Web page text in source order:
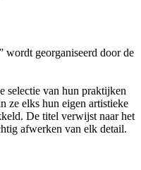
wordt georganiseerd door de
selectie van hun praktijken
ze elks hun eigen artistieke
De titel verwijst naar het
afwerken van elk detail.